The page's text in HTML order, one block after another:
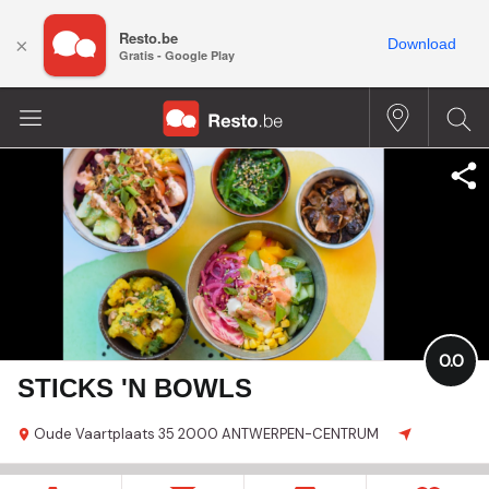
STICKS 'N BOWLS
Oude Vaartplaats 35 2000 ANTWERPEN-CENTRUM
0.0
× Resto.be
Gratis - Google Play
Download